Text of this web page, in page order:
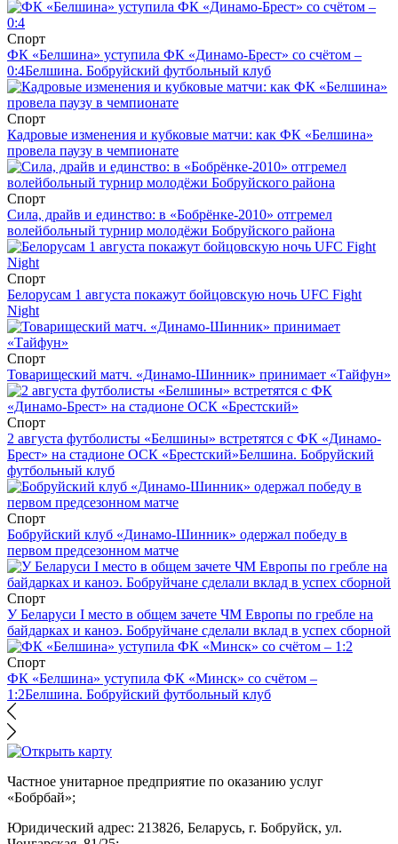
Спорт
ФК «Белшина» уступила ФК «Динамо-Брест» со счётом –
0:4Белшина. Бобруйский футбольный клуб
Спорт
Кадровые изменения и кубковые матчи: как ФК «Белшина»
провела паузу в чемпионате
Спорт
Сила, драйв и единство: в «Бобрёнке-2010» отгремел
волейбольный турнир молодёжи Бобруйского района
Спорт
Белорусам 1 августа покажут бойцовскую ночь UFC Fight
Night
Спорт
Товарищеский матч. «Динамо-Шинник» принимает «Тайфун»
Спорт
2 августа футболисты «Белшины» встретятся с ФК «Динамо-
Брест» на стадионе ОСК «Брестский»Белшина. Бобруйский
футбольный клуб
Спорт
Бобруйский клуб «Динамо-Шинник» одержал победу в
первом предсезонном матче
Спорт
У Беларуси I место в общем зачете ЧМ Европы по гребле на
байдарках и каноэ. Бобруйчане сделали вклад в успех сборной
Спорт
ФК «Белшина» уступила ФК «Минск» со счётом –
1:2Белшина. Бобруйский футбольный клуб
Частное унитарное предприятие по оказанию услуг
«Бобрбай»;
Юридический адрес: 213826, Беларусь, г. Бобруйск, ул.